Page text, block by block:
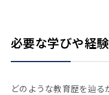
必要な学びや経
どのような教育歴を辿